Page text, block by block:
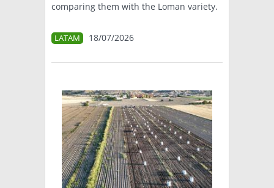
comparing them with the Loman variety.
LATAM 18/07/2026